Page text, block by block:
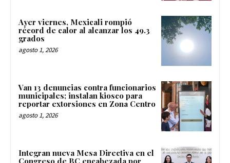
Ayer viernes, Mexicali rompió
récord de calor al alcanzar los 49.3
grados
agosto 1, 2026
Van 13 denuncias contra funcionarios
municipales; instalan kiosco para
reportar extorsiones en Zona Centro
agosto 1, 2026
Integran nueva Mesa Directiva en el
Congreso de BC encabezada por